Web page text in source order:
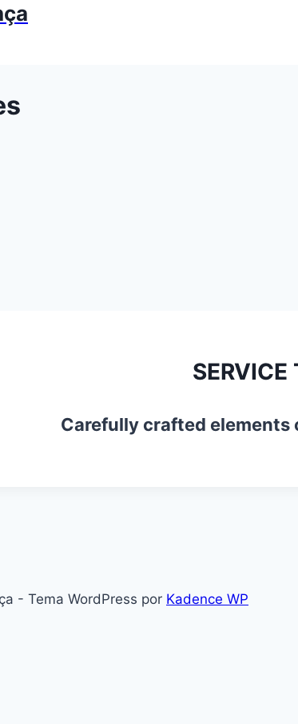
SERVICE
Carefully crafted elements
- Tema WordPress por Kadence WP